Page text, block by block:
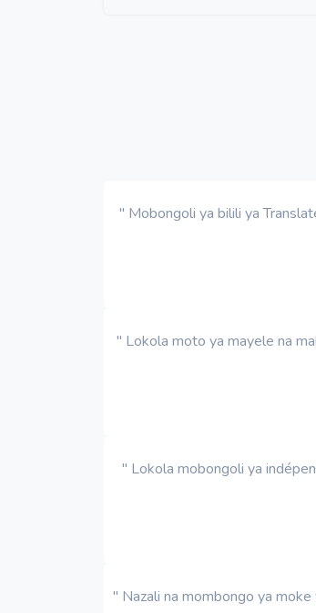
" Mobongoli ya bilili ya
" Lokola moto ya mayele na
" Lokola mobongoli ya
" Nazali na mombongo ya